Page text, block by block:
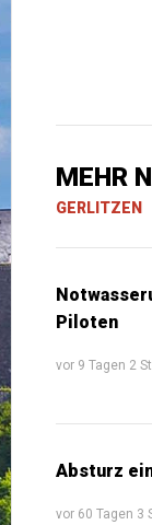
MEHR
GERLITZEN
Piloten
vor 9 Tagen 2
Absturz
vor 60 Tagen 3